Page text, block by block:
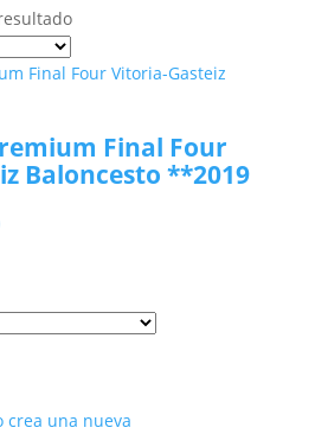
Final Four
Baloncesto **2019
crea una nueva